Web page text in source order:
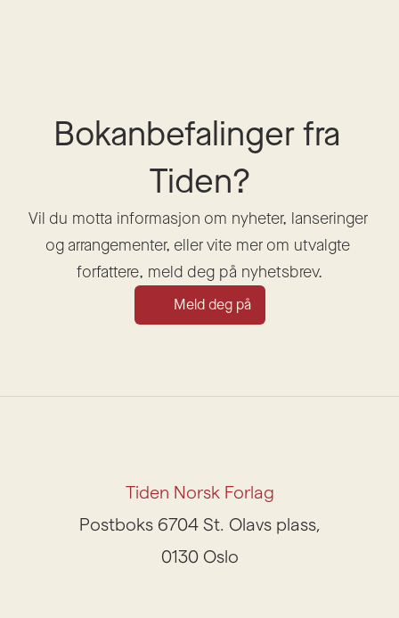
Bokanbefalinger fra
Tiden?
Vil du motta informasjon om nyheter, lanseringer
og arrangementer, eller vite mer om utvalgte
forfattere, meld deg på nyhetsbrev.
Meld deg på
Tiden Norsk Forlag
Postboks 6704 St. Olavs plass,
0130 Oslo